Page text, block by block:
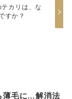
カリは、な
すか？
薄毛に…解消法